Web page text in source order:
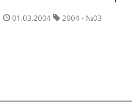
01.03.2004 2004 - №03